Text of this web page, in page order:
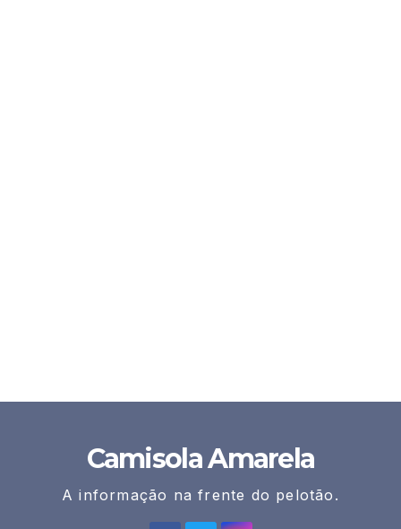
Camisola Amarela
A informação na frente do pelotão.